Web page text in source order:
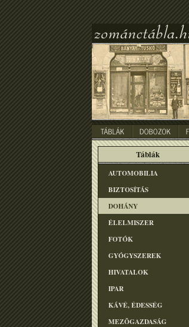
Táblák
AUTOMOBILIA
BIZTOSÍTÁS
DOHÁNY
ÉLELMISZER
FOTÓK
GYÓGYSZEREK
HIVATALOK
IPAR
KÁVÉ, ÉDESSÉG
MEZÕGAZDASÁG